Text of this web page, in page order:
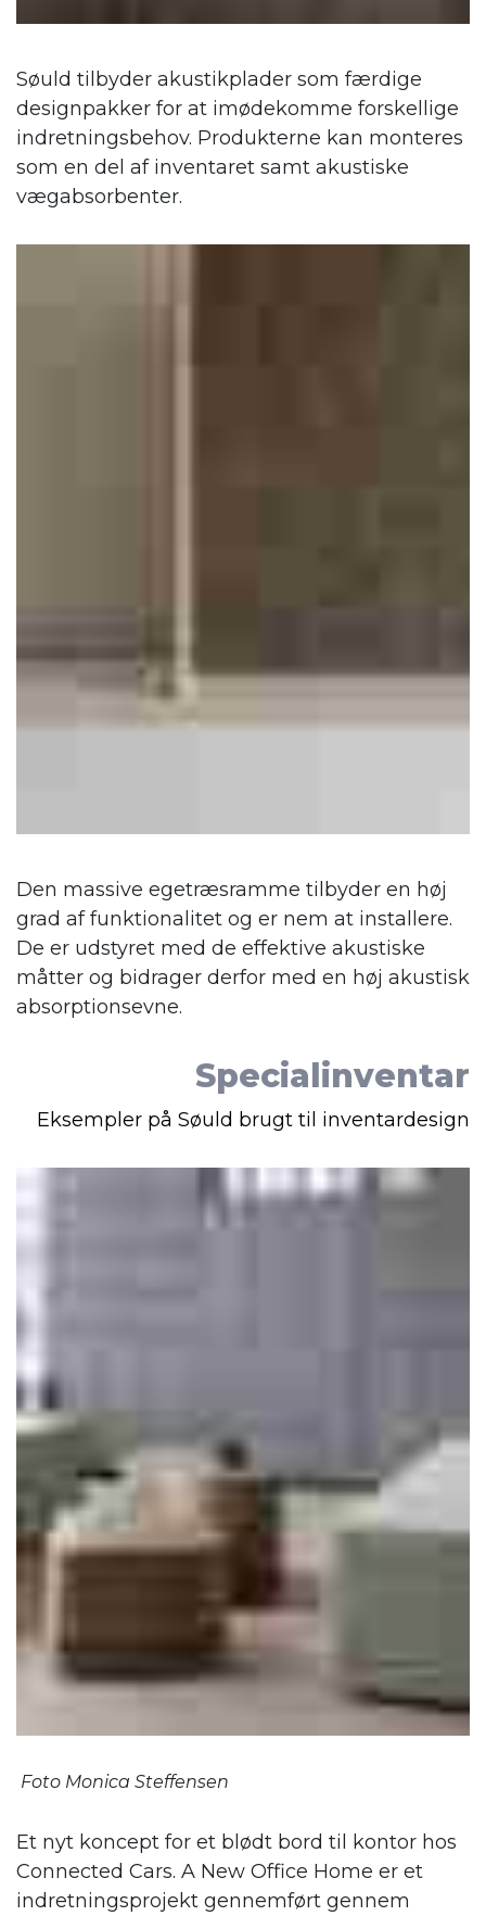
Søuld tilbyder akustikplader som færdige
designpakker for at imødekomme forskellige
indretningsbehov. Produkterne kan monteres
som en del af inventaret samt akustiske
vægabsorbenter.
Den massive egetræsramme tilbyder en høj
grad af funktionalitet og er nem at installere.
De er udstyret med de effektive akustiske
måtter og bidrager derfor med en høj akustisk
absorptionsevne.
Specialinventar
Eksempler på Søuld brugt til inventardesign
Foto Monica Steffensen
Et nyt koncept for et blødt bord til kontor hos
Connected Cars. A New Office Home er et
indretningsprojekt gennemført gennem